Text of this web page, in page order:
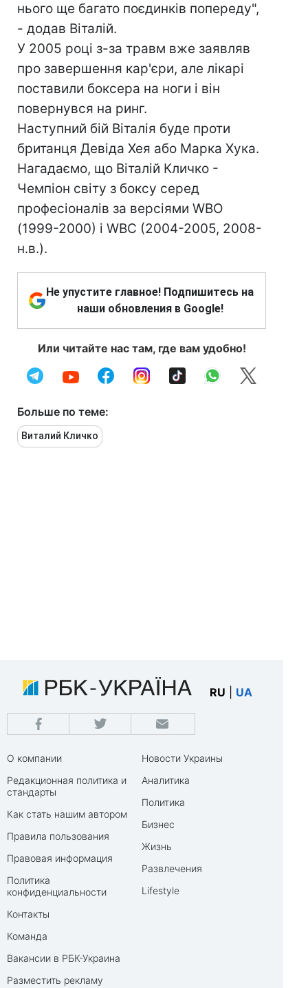
нього ще багато поєдинків попереду",
- додав Віталій.
У 2005 році з-за травм вже заявляв
про завершення кар'єри, але лікарі
поставили боксера на ноги і він
повернувся на ринг.
Наступний бій Віталія буде проти
британця Девіда Хея або Марка Хука.
Нагадаємо, що Віталій Кличко -
Чемпіон світу з боксу серед
професіоналів за версіями WBO
(1999-2000) і WBC (2004-2005, 2008-
н.в.).
Не упустите главное! Подпишитесь на
наши обновления в Google!
Или читайте нас там, где вам удобно!
Больше по теме:
Виталий Кличко
RU UA
О компании
Редакционная политика и
стандарты
Как стать нашим автором
Правила пользования
Правовая информация
Политика
конфиденциальности
Контакты
Команда
Вакансии в РБК-Украина
Разместить рекламу
Новости Украины
Аналитика
Политика
Бизнес
Жизнь
Развлечения
Lifestyle